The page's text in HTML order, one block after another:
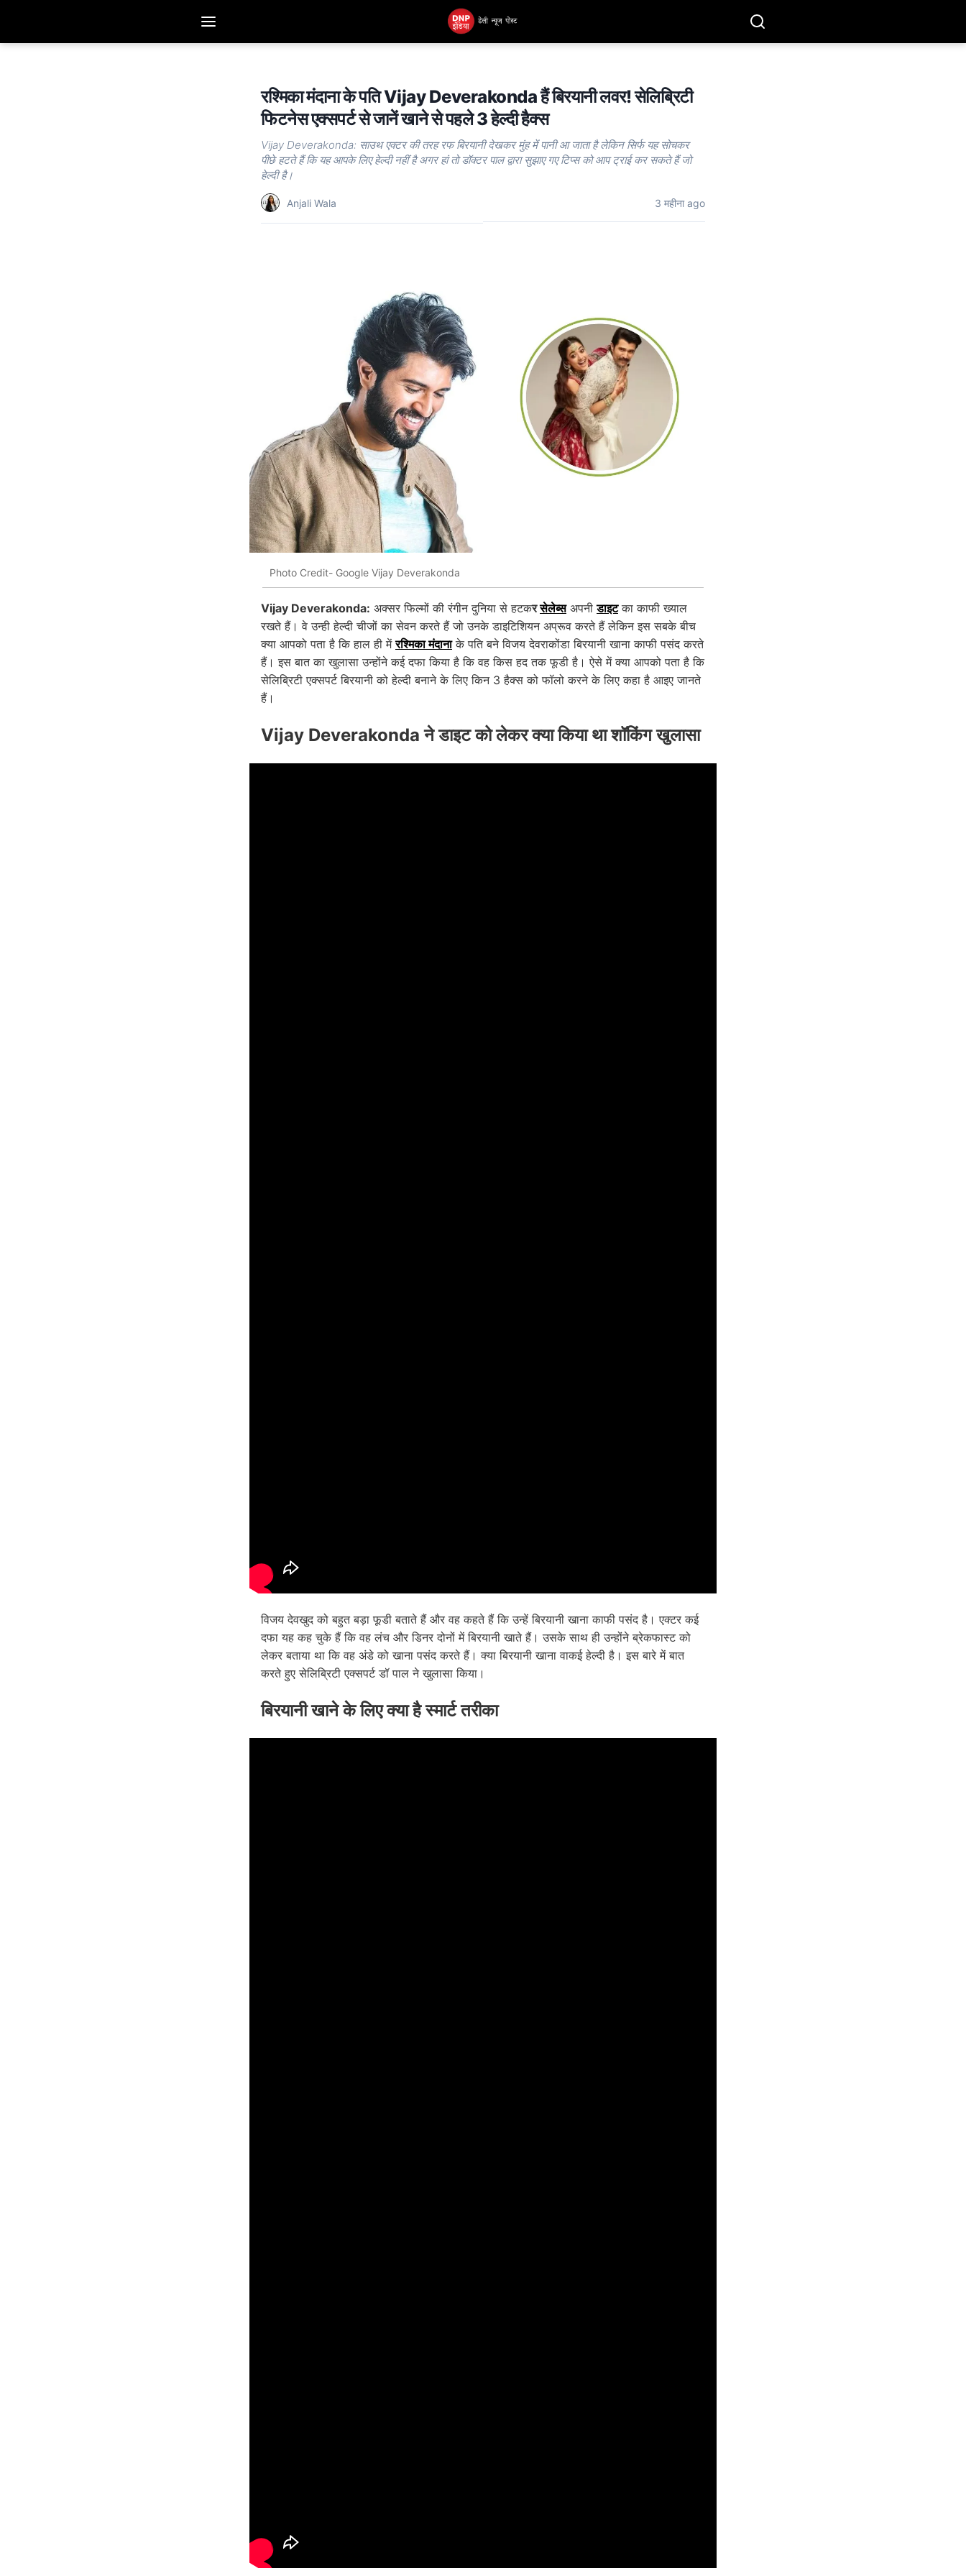
रश्मिका मंदाना के पति Vijay Deverakonda हैं बिरयानी लवर! सेलिब्रिटी
फिटनेस एक्सपर्ट से जानें खाने से पहले 3 हेल्दी हैक्स
Vijay Deverakonda: साउथ एक्टर की तरह रफ बिरयानी देखकर मुंह में पानी आ जाता है लेकिन सिर्फ यह सोचकर
पीछे हटते हैं कि यह आपके लिए हेल्दी नहीं है अगर हां तो डॉक्टर पाल द्वारा सुझाए गए टिप्स को आप ट्राई कर सकते हैं जो
हेल्दी है।
Anjali Wala 3 महीना ago
Photo Credit- Google Vijay Deverakonda
Vijay Deverakonda: अक्सर फिल्मों की रंगीन दुनिया से हटकरसेलेब्सअपनीडाइटका काफी ख्याल
रखते हैं। वे उन्ही हेल्दी चीजों का सेवन करते हैं जो उनके डाइटिशियन अप्रूव करते हैं लेकिन इस सबके बीच
क्या आपको पता है कि हाल ही मेंरश्मिका मंदानाके पति बने विजय देवराकोंडा बिरयानी खाना काफी पसंद करते
हैं। इस बात का खुलासा उन्होंने कई दफा किया है कि वह किस हद तक फूडी है। ऐसे में क्या आपको पता है कि
सेलिब्रिटी एक्सपर्ट बिरयानी को हेल्दी बनाने के लिए किन 3 हैक्स को फॉलो करने के लिए कहा है आइए जानते
हैं।
Vijay Deverakonda ने डाइट को लेकर क्या किया था शॉकिंग खुलासा
विजय देवखुद को बहुत बड़ा फूडी बताते हैं और वह कहते हैं कि उन्हें बिरयानी खाना काफी पसंद है। एक्टर कई
दफा यह कह चुके हैं कि वह लंच और डिनर दोनों में बिरयानी खाते हैं। उसके साथ ही उन्होंने ब्रेकफास्ट को
लेकर बताया था कि वह अंडे को खाना पसंद करते हैं। क्या बिरयानी खाना वाकई हेल्दी है। इस बारे में बात
करते हुए सेलिब्रिटी एक्सपर्ट डॉ पाल ने खुलासा किया।
बिरयानी खाने के लिए क्या है स्मार्ट तरीका